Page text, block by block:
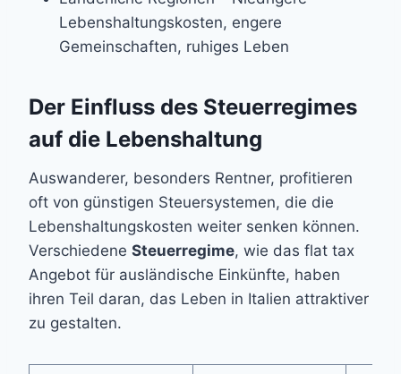
Lebenshaltungskosten, engere
Gemeinschaften, ruhiges Leben
Der Einfluss des Steuerregimes
auf die Lebenshaltung
Auswanderer, besonders Rentner, profitieren
oft von günstigen Steuersystemen, die die
Lebenshaltungskosten weiter senken können.
Verschiedene Steuerregime, wie das flat tax
Angebot für ausländische Einkünfte, haben
ihren Teil daran, das Leben in Italien attraktiver
zu gestalten.